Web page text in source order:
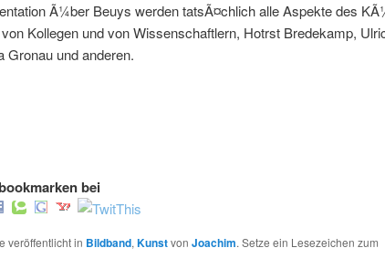
Ã¼ber Beuys werden tatsÃ¤chlich alle Aspekte des
Kollegen und von Wissenschaftlern, Hotrst Bredekamp,
Gronau und anderen.
bei
veröffentlicht in Bildband, Kunstvon Joachim. Setze ein Lesezeichen zum